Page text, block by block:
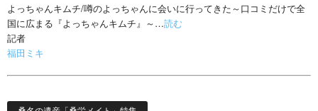
よっちゃんキムチ/噂のよっちゃんに会いに行ってきた～口コミだけで全
国に広まる『よっちゃんキムチ』～…読む
記者
福田ミキ